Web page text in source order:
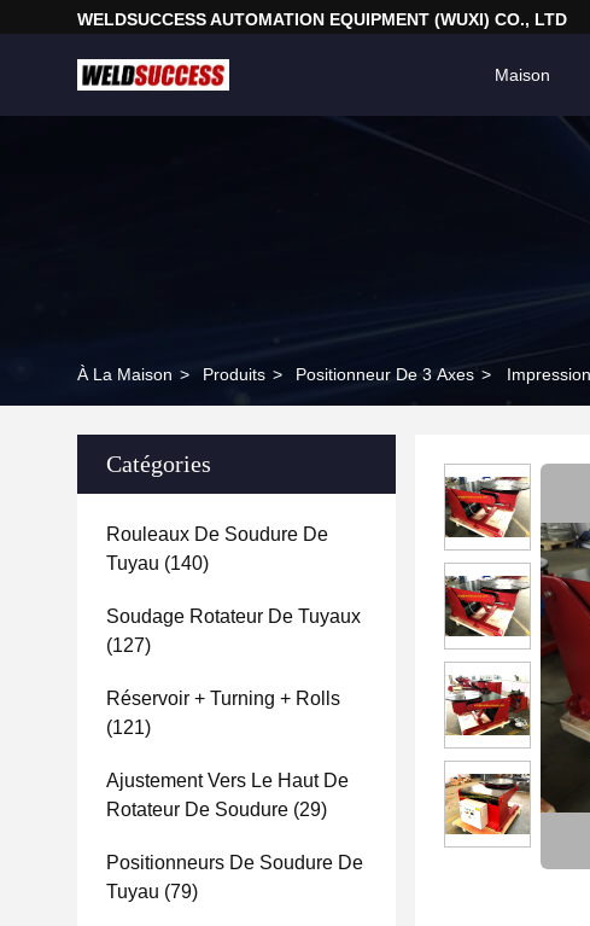
WELDSUCCESS AUTOMATION EQUIPMENT (WUXI) CO., LTD
Maison
À La Maison > Produits > Positionneur De 3 Axes >
Catégories
Rouleaux De Soudure De
Tuyau (140)
Soudage Rotateur De Tuyaux
(127)
Réservoir + Turning + Rolls
(121)
Ajustement Vers Le Haut De
Rotateur De Soudure (29)
Positionneurs De Soudure De
Tuyau (79)